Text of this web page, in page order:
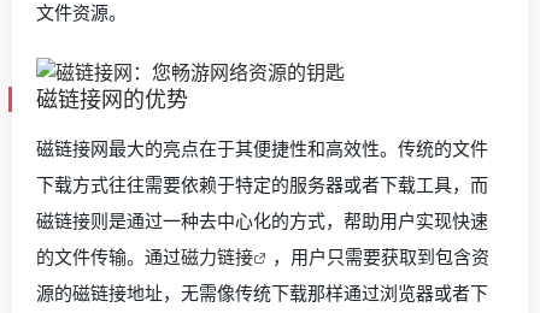
文件资源。
磁链接网的优势
磁链接网最大的亮点在于其便捷性和高效性。传统的文件
下载方式往往需要依赖于特定的服务器或者下载工具，而
磁链接则是通过一种去中心化的方式，帮助用户实现快速
的文件传输。通过磁力链接
，用户只需要获取到包含资
源的磁链接地址，无需像传统下载那样通过浏览器或者下